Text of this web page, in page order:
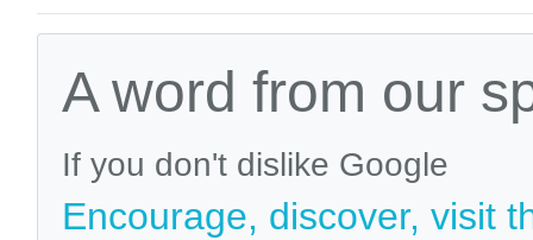
A word from our
If you don't dislike Google
Encourage, discover, visit